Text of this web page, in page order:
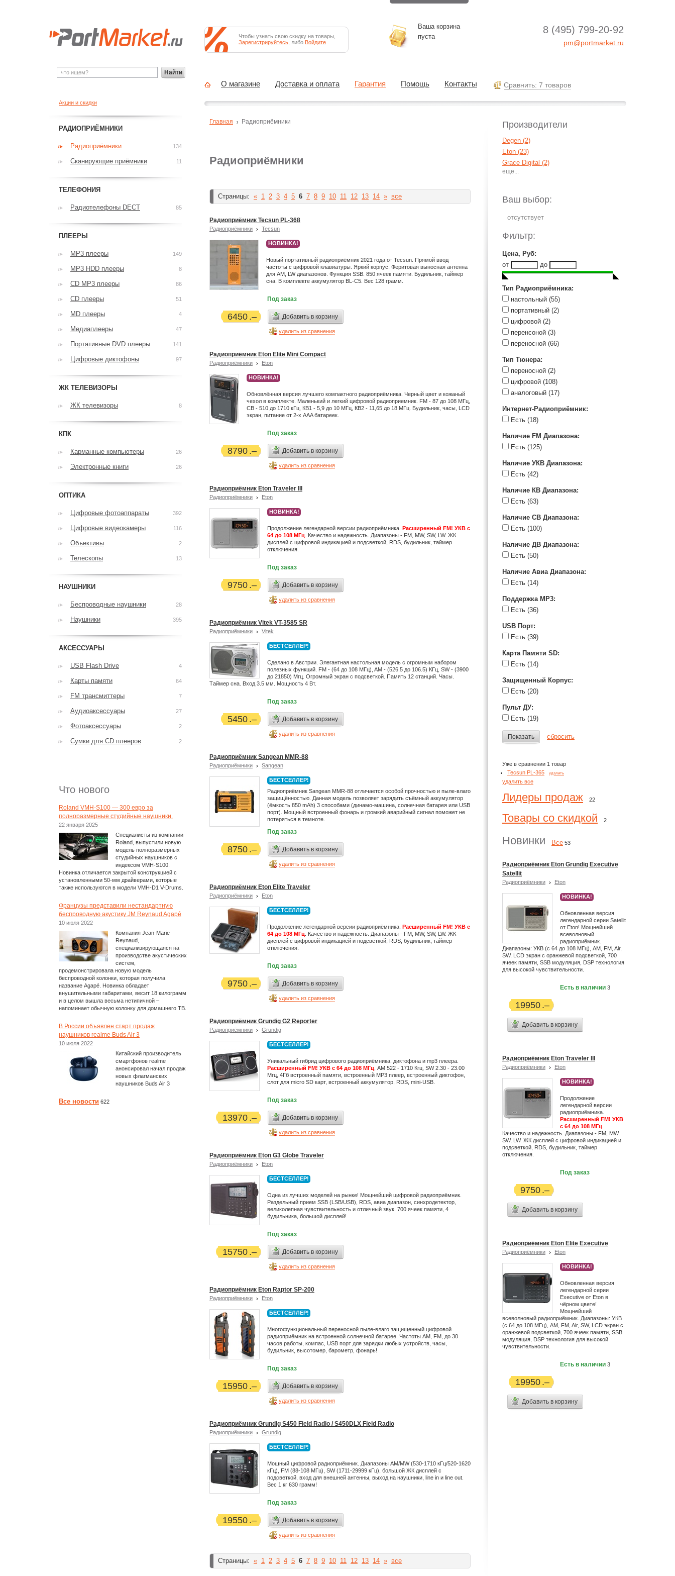
Радиоприёмники
Страницы: « 1 2 3 4 5 6 7 8 9 10 11 12 13 14 » все
Радиоприёмник Tecsun PL-368
Радиоприёмники Tecsun
НОВИНКА!
Новый портативный радиоприёмник 2021 года от Tecsun. Прямой ввод
частоты с цифровой клавиатуры. Яркий корпус. Феритовая выносная антенна
для AM, LW диапазонов. Функция SSB. 850 ячеек памяти. Будильник, таймер
сна. В комплекте аккумулятор BL-C5. Вес 128 грамм.
Под заказ
6450 Добавить в корзину
удалить из сравнения
Радиоприёмник Eton Elite Mini Compact
Радиоприёмники Eton
НОВИНКА!
Обновлённая версия лучшего компактного радиоприёмника. Черный цвет и кожаный
чехол в комплекте. Маленький и легкий цифровой радиоприемник. FM - 87 до 108 МГц,
СВ - 510 до 1710 кГц, КВ1 - 5,9 до 10 МГц, КВ2 - 11,65 до 18 МГц. Будильник, часы, LCD
экран, питание от 2-х ААA батареек.
Под заказ
8790 Добавить в корзину
удалить из сравнения
Радиоприёмник Eton Traveler III
Радиоприёмники Eton
НОВИНКА!
Продолжение легендарной версии радиоприёмника. Расширенный FM! УКВ с
64 до 108 МГц . Качество и надежность. Диапазоны - FM, MW, SW, LW. ЖК
дисплей с цифровой индикацией и подсветкой, RDS, будильник, таймер
отключения.
Под заказ
9750 Добавить в корзину
удалить из сравнения
Радиоприёмник Vitek VT-3585 SR
Радиоприёмники Vitek
БЕСТСЕЛЛЕР!
Сделано в Австрии. Элегантная настольная модель c огромным набором
полезных функций. FM - (64 до 108 МГц), AM - (526.5 до 106.5) КГц, SW - (3900
до 21850) Мгц. Огромный экран с подсветкой. Память 12 станций. Часы.
Таймер сна. Вход 3.5 мм. Мощность 4 Вт.
Под заказ
5450 Добавить в корзину
удалить из сравнения
Радиоприёмник Sangean MMR-88
Радиоприёмники Sangean
БЕСТСЕЛЛЕР!
Радиоприёмник Sangean MMR-88 отличается особой прочностью и пыле-влаго
защищённостью. Данная модель позволяет зарядить съёмный аккумулятор
(ёмкость 850 mAh) 3 способами (динамо-машина, солнечная батарея или USB
порт). Мощный встроенный фонарь и громкий аварийный сигнал поможет не
потеряться в темноте.
Под заказ
8750 Добавить в корзину
удалить из сравнения
Радиоприёмник Eton Elite Traveler
Радиоприёмники Eton
БЕСТСЕЛЛЕР!
Продолжение легендарной версии радиоприёмника. Расширенный FM! УКВ с
64 до 108 МГц . Качество и надежность. Диапазоны - FM, MW, SW, LW. ЖК
дисплей с цифровой индикацией и подсветкой, RDS, будильник, таймер
отключения.
Под заказ
9750 Добавить в корзину
удалить из сравнения
Радиоприёмник Grundig G2 Reporter
Радиоприёмники Grundig
БЕСТСЕЛЛЕР!
Уникальный гибрид цифрового радиоприёмника, диктофона и mp3 плеера.
Расширенный FM! УКВ с 64 до 108 МГц , AM 522 - 1710 Кгц, SW 2.30 - 23.00
Мгц, 4Гб встроенный памяти, встроенный MP3 плеер, встроенный диктофон,
слот для micro SD карт, встроенный аккумулятор, RDS, mini-USB.
Под заказ
13970 Добавить в корзину
удалить из сравнения
Радиоприёмник Eton G3 Globe Traveler
Радиоприёмники Eton
БЕСТСЕЛЛЕР!
Одна из лучших моделей на рынке! Мощнейший цифровой радиоприёмник.
Раздельный прием SSB (LSB/USB), RDS, авиа диапазон, синхродетектор,
великолепная чувствительность и отличный звук. 700 ячеек памяти, 4
будильника, большой дисплей!
Под заказ
15750 Добавить в корзину
удалить из сравнения
Радиоприёмник Eton Raptor SP-200
Радиоприёмники Eton
БЕСТСЕЛЛЕР!
Многофункциональный переносной пыле-влаго защищенный цифровой
радиоприёмник на встроенной солнечной батарее. Частоты AM, FM, до 30
часов работы, компас, USB порт для зарядки любых устройств, часы,
будильник, высотомер, барометр, фонарь!
Под заказ
15950 Добавить в корзину
удалить из сравнения
Радиоприёмник Grundig S450 Field Radio / S450DLX Field Radio
Радиоприёмники Grundig
БЕСТСЕЛЛЕР!
Мощный цифровой радиоприёмник. Диапазоны AM/MW (530-1710 кГц/520-1620
кГц), FM (88-108 МГц), SW (1711-29999 кГц), большой ЖК дисплей с
подсветкой, вход для внешней антенны, выход на наушники, line in и line out.
Вес 1 кг 630 грамм!
Под заказ
19550 Добавить в корзину
удалить из сравнения
Страницы: « 1 2 3 4 5 6 7 8 9 10 11 12 13 14 » все
Главная Радиоприёмники Производители
Degen (2)
Eton (23)
Grace Digital (2)
Grundig (14)
Midland (1)
Prology (1)
Ritmix (1)
Sangean (51)
Sony (3)
Tecsun (23)
Telefunken (1)
Vitek (1)
Ваш выбор:
Фильтр:
Цена, Руб:
от
до
Тип Радиоприёмника:
настольный (55)
портативный (2)
цифровой (2)
перенсоной (3)
переносной (66)
Тип Тюнера:
переносной (2)
цифровой (108)
аналоговый (17)
Интернет-Радиоприёмник:
Есть (18)
Наличие FM Диапазона:
Есть (125)
Наличие УКВ Диапазона:
Есть (42)
Наличие КВ Диапазона:
Есть (63)
Наличие СВ Диапазона:
Есть (100)
Наличие ДВ Диапазона:
Есть (50)
Наличие Авиа Диапазона:
Есть (14)
Поддержка MP3:
Есть (36)
USB Порт:
Есть (39)
Карта Памяти SD:
Есть (14)
Защищенный Корпус:
Есть (20)
Пульт ДУ:
Есть (19)
Показать сбросить
Уже в сравнении 1 товар
Tecsun PL-365
удалить
удалить все
Лидеры продаж 22
Товары со скидкой 2
Новинки Все 53
Радиоприёмник Eton Grundig Executive
Satellit
Радиоприёмники Eton
НОВИНКА!
Обновленная версия
легендарной серии Satellit
от Eton! Мощнейший
всеволновый
радиоприёмник.
Диапазоны: УКВ (с 64 до 108 МГц), AM, FM, Air,
SW, LCD экран с оранжевой подсветкой, 700
ячеек памяти, SSB модуляция, DSP технология
для высокой чувствительности.
Есть в наличии 3
19950
Добавить в корзину
Радиоприёмник Eton Traveler III
Радиоприёмники Eton
НОВИНКА!
Продолжение
легендарной версии
радиоприёмника.
Расширенный FM! УКВ
с 64 до 108 МГц
Качество и надежность. Диапазоны - FM, MW,
SW, LW. ЖК дисплей с цифровой индикацией и
подсветкой, RDS, будильник, таймер
отключения.
Под заказ
9750
Добавить в корзину
Радиоприёмник Eton Elite Executive
Радиоприёмники Eton
НОВИНКА!
Обновленная версия
легендарной серии
Executive от Eton в
чёрном цвете!
Мощнейший
всеволновый радиоприёмник. Диапазоны: УКВ
(с 64 до 108 МГц), AM, FM, Air, SW, LCD экран с
оранжевой подсветкой, 700 ячеек памяти, SSB
модуляция, DSP технология для высокой
чувствительности.
Есть в наличии 3
19950
Добавить в корзину
Акции и скидки
РАДИОПРИЁМНИКИ
Радиоприёмники 134
Сканирующие приёмники 11
ТЕЛЕФОНИЯ
Радиотелефоны DECT 85
ПЛЕЕРЫ
MP3 плееры 149
MP3 HDD плееры 8
CD MP3 плееры 86
CD плееры 51
MD плееры 4
Медиаплееры 47
Портативные DVD плееры 141
Цифровые диктофоны 97
ЖК ТЕЛЕВИЗОРЫ
ЖК телевизоры 8
КПК
Карманные компьютеры 26
Электронные книги 26
ОПТИКА
Цифровые фотоаппараты 392
Цифровые видеокамеры 116
Объективы 2
Телескопы 13
НАУШНИКИ
Беспроводные наушники 28
Наушники 395
АКСЕССУАРЫ
USB Flash Drive 4
Карты памяти 64
FM трансмиттеры 7
Аудиоаксессуары 27
Фотоаксессуары 2
Сумки для CD плееров 2
Что нового
Roland VMH-S100 — 300 евро за
полноразмерные студийные наушники.
22 января 2025
Специалисты из компании
Roland, выпустили новую
модель полноразмерных
студийных наушников с
индексом VMH-S100.
Новинка отличается закрытой конструкцией с
установленными 50-мм драйверами, которые
также используются в модели VMH-D1 V-Drums.
Французы представили нестандартную
беспроводную акустику JM Reynaud Agapé
10 июля 2022
Компания Jean-Marie
Reynaud,
специализирующаяся на
производстве акустических
систем,
продемонстрировала новую модель
беспроводной колонки, которая получила
название Agapé. Новинка обладает
внушительными габаритами, весит 18 килограмм
и в целом вышла весьма нетипичной –
напоминает обычную колонку для домашнего ТВ.
В России объявлен старт продаж
наушников realme Buds Air 3
10 июля 2022
Китайский производитель
смартфонов realme
анонсировал начал продаж
новых флагманских
наушников Buds Air 3
Все новости 622
Найти
Чтобы узнать свою скидку на товары,
Зарегистрируйтесь , либо Войдите
Ваша корзина
пуста
8 (495) 799-20-92
pm@portmarket.ru
О магазине Доставка и оплата Гарантия Помощь Контакты Cравнить: 7 товаров